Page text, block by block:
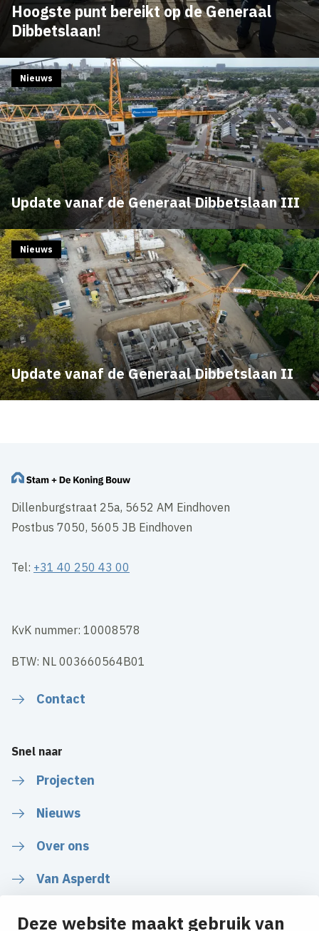
Deze website maakt gebruik van
Hoogste punt bereikt op de Generaal
Dibbetslaan!
Update vanaf de Generaal Dibbetslaan III
Nieuws
Update vanaf de Generaal Dibbetslaan II
Nieuws
Dillenburgstraat 25a, 5652 AM Eindhoven
Postbus 7050, 5605 JB Eindhoven
Tel: +31 40 250 43 00
KvK nummer: 10008578
BTW: NL 003660564B01
Contact
Snel naar
Projecten
Nieuws
Over ons
Van Asperdt